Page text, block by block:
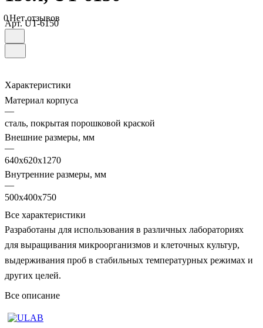
0Нет отзывов
Арт.UT-6150
Характеристики
Материал корпуса
—
сталь, покрытая порошковой краской
Внешние размеры, мм
—
640х620х1270
Внутренние размеры, мм
—
500х400х750
Все характеристики
Разработаны для использования в различных лабораториях
для выращивания микроорганизмов и клеточных культур,
выдерживания проб в стабильных температурных режимах и
других целей.
Все описание